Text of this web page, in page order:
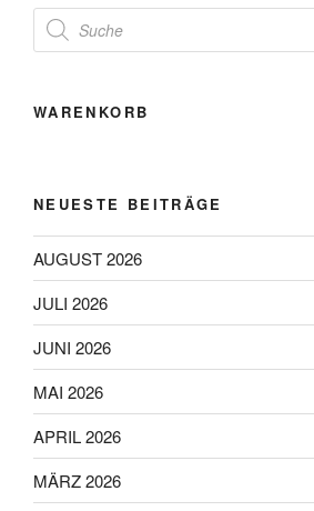
Products
search
WARENKORB
NEUESTE BEITRÄGE
AUGUST 2026
JULI 2026
JUNI 2026
MAI 2026
APRIL 2026
MÄRZ 2026